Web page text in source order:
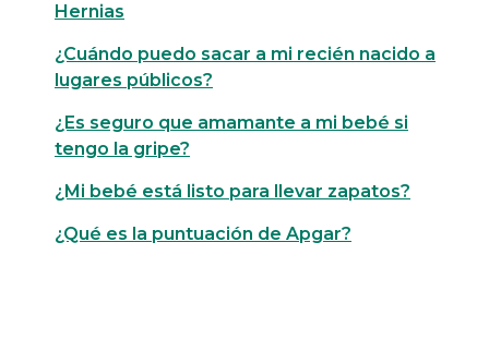
Hernias
¿Cuándo puedo sacar a mi recién nacido a
lugares públicos?
¿Es seguro que amamante a mi bebé si
tengo la gripe?
¿Mi bebé está listo para llevar zapatos?
¿Qué es la puntuación de Apgar?